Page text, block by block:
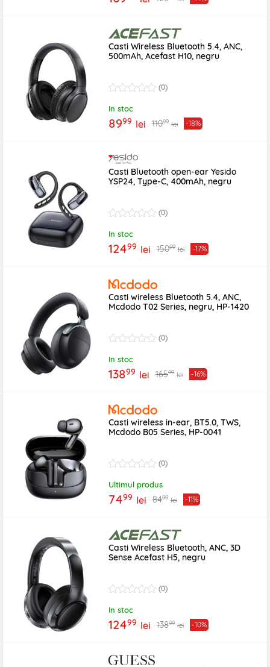
Casti Wireless Bluetooth 5.4, ANC,
500mAh, Acefast H10, negru
(0)
In stoc
8999 lei 11099 lei -18%
Casti Bluetooth open-ear Yesido
YSP24, Type-C, 400mAh, negru
(0)
In stoc
12499 lei 15099 lei -17%
Casti wireless Bluetooth 5.4, ANC,
Mcdodo T02 Series, negru, HP-1420
(0)
In stoc
13899 lei 16599 lei -16%
Casti wireless in-ear, BT5.0, TWS,
Mcdodo B05 Series, HP-0041
(0)
Ultimul produs
7499 lei 8499 lei -11%
Casti Wireless Bluetooth, ANC, 3D
Sense Acefast H5, negru
(0)
In stoc
12499 lei 13899 lei -10%